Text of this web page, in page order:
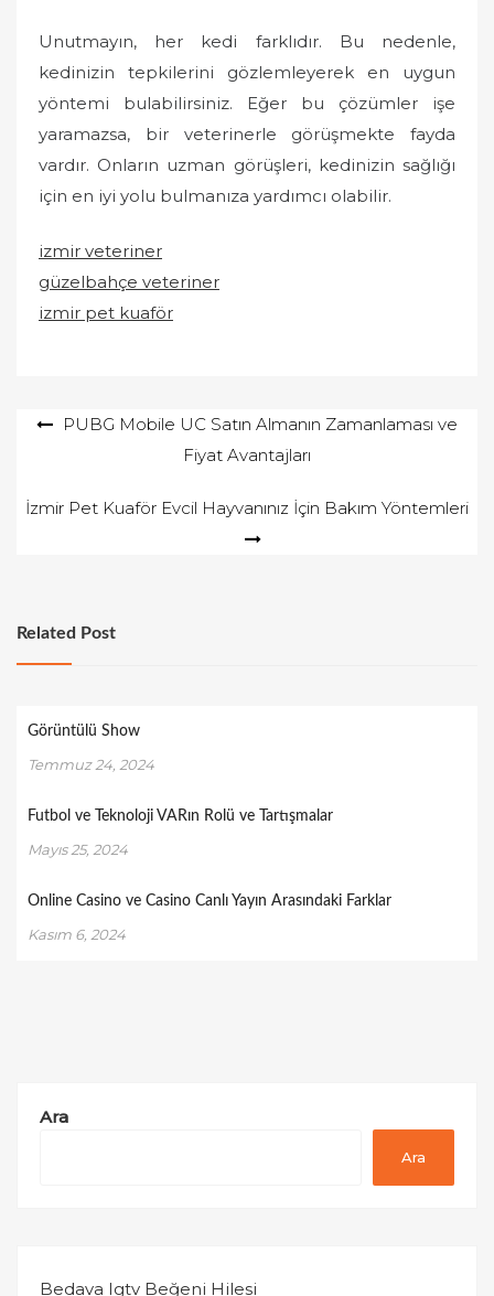
Unutmayın, her kedi farklıdır. Bu nedenle,
kedinizin tepkilerini gözlemleyerek en uygun
yöntemi bulabilirsiniz. Eğer bu çözümler işe
yaramazsa, bir veterinerle görüşmekte fayda
vardır. Onların uzman görüşleri, kedinizin sağlığı
için en iyi yolu bulmanıza yardımcı olabilir.
izmir veteriner
güzelbahçe veteriner
izmir pet kuaför
Yazı PUBG Mobile UC Satın Almanın Zamanlaması ve
Fiyat Avantajları
İzmir Pet Kuaför Evcil Hayvanınız İçin Bakım Yöntemleri
Related Post
Görüntülü Show
Temmuz 24, 2024
Futbol ve Teknoloji VARın Rolü ve Tartışmalar
Mayıs 25, 2024
Online Casino ve Casino Canlı Yayın Arasındaki Farklar
Kasım 6, 2024
Ara
Ara
Bedava Igtv Beğeni Hilesi